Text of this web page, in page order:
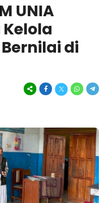
UNIA
di